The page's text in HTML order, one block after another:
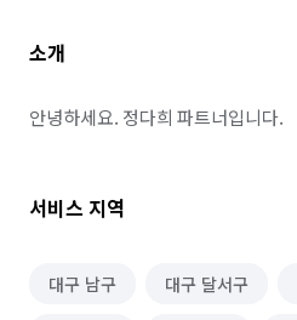
소개
안녕하세요. 정다희 파트너입니다.
서비스 지역
대구 남구 대구 달서구